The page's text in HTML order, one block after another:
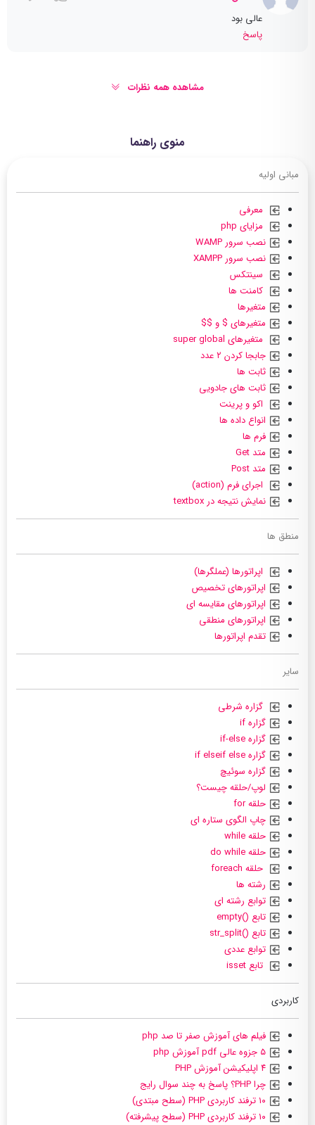
منوی راهنما
مبانی اولیه
معرفی
مزایای php
نصب سرور WAMP
نصب سرور XAMPP
سینتکس
کامنت ها
متغیرها
متغیرهای $ و $$
متغیرهای super global
جابجا کردن ۲ عدد
ثابت ها
ثابت های جادویی
اکو و پرینت
انواع داده ها
فرم ها
متد Get
متد Post
اجرای فرم (action)
نمایش نتیجه در textbox
منطق ها
اپراتورها (عملگرها)
اپراتورهای تخصیص
اپراتورهای مقایسه ای
اپراتورهای منطقی
تقدم اپراتورها
سایر
گزاره شرطی
گزاره if
گزاره if-else
گزاره if elseif else
گزاره سوئیچ
لوپ/حلقه چیست؟
حلقه for
چاپ الگوی ستاره ای
حلقه while
حلقه do while
حلقه foreach
رشته ها
توابع رشته ای
تابع ()empty
تابع ()str_split
توابع عددی
تابع isset
کاربردی
فیلم های آموزش صفر تا صد php
۵ جزوه عالی pdf آموزش php
۴ اپلیکیشن آموزش PHP
چرا PHP؟ پاسخ به چند سوال رایج
۱۰ ترفند کاربردی PHP (سطح مبتدی)
۱۰ ترفند کاربردی PHP (سطح پیشرفته)
عالی بود
پاسخ
مشاهده همه نظرات